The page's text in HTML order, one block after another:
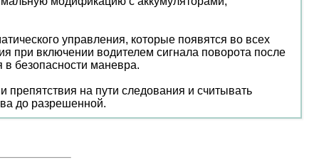
управления, которые появятся во всех
при включении водителем сигнала поворота после
в безопасности маневра.
препятствия на пути следования и считывать
до разрешенной.